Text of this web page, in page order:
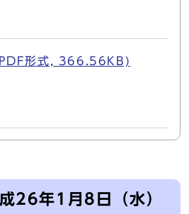
形式, 366.56KB)
26年1月8日（水）